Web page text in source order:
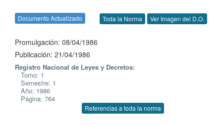
Documento Actualizado Toda la Norma Ver Imagen del D.O.
Promulgación: 08/04/1986
Publicación: 21/04/1986
Registro Nacional de Leyes y Decretos:
Tomo: 1
Semestre: 1
Año: 1986
Página: 764
Referencias a toda la norma